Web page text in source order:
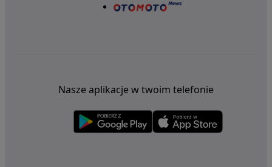
Nasze aplikacje w twoim telefonie